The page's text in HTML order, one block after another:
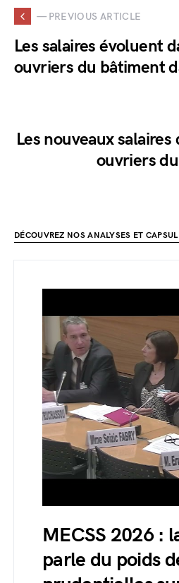
— PREVIOUS ARTICLE
Les salaires évoluent
ouvriers du bâtiment
Les nouveaux salaires
ouvriers
DÉCOUVREZ NOS ANALYSES ET
MECSS 2026 :
parle du poids